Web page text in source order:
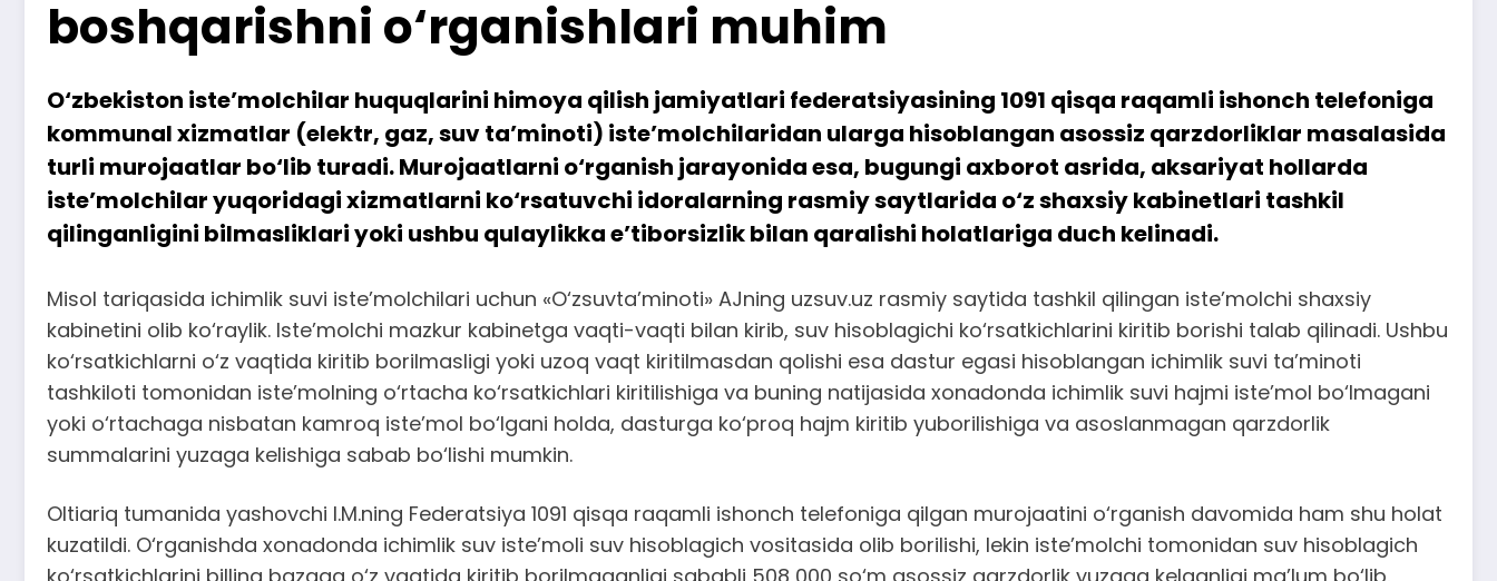
boshqarishni o‘rganishlari muhim
O‘zbekiston iste’molchilar huquqlarini himoya qilish jamiyatlari federatsiyasining 1091 qisqa raqamli ishonch telefoniga
kommunal xizmatlar (elektr, gaz, suv ta’minoti) iste’molchilaridan ularga hisoblangan asossiz qarzdorliklar masalasida
turli murojaatlar bo‘lib turadi. Murojaatlarni o‘rganish jarayonida esa, bugungi axborot asrida, aksariyat hollarda
iste’molchilar yuqoridagi xizmatlarni ko‘rsatuvchi idoralarning rasmiy saytlarida o‘z shaxsiy kabinetlari tashkil
qilinganligini bilmasliklari yoki ushbu qulaylikka e’tiborsizlik bilan qaralishi holatlariga duch kelinadi.
Misol tariqasida ichimlik suvi iste’molchilari uchun «O‘zsuvta’minoti» AJning uzsuv.uz rasmiy saytida tashkil qilingan iste’molchi shaxsiy
kabinetini olib ko‘raylik. Iste’molchi mazkur kabinetga vaqti-vaqti bilan kirib, suv hisoblagichi ko‘rsatkichlarini kiritib borishi talab qilinadi. Ushbu
ko‘rsatkichlarni o‘z vaqtida kiritib borilmasligi yoki uzoq vaqt kiritilmasdan qolishi esa dastur egasi hisoblangan ichimlik suvi ta’minoti
tashkiloti tomonidan iste’molning o‘rtacha ko‘rsatkichlari kiritilishiga va buning natijasida xonadonda ichimlik suvi hajmi iste’mol bo‘lmagani
yoki o‘rtachaga nisbatan kamroq iste’mol bo‘lgani holda, dasturga ko‘proq hajm kiritib yuborilishiga va asoslanmagan qarzdorlik
summalarini yuzaga kelishiga sabab bo‘lishi mumkin.
Oltiariq tumanida yashovchi I.M.ning Federatsiya 1091 qisqa raqamli ishonch telefoniga qilgan murojaatini o‘rganish davomida ham shu holat
kuzatildi. O‘rganishda xonadonda ichimlik suv iste’moli suv hisoblagich vositasida olib borilishi, lekin iste’molchi tomonidan suv hisoblagich